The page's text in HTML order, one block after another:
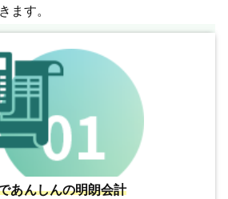
ます。
あんしんの明朗会計